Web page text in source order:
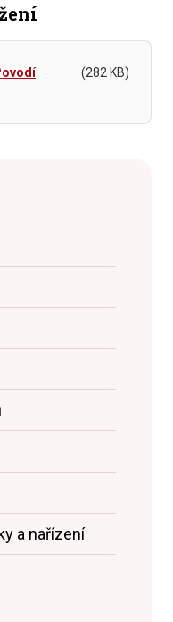
(282 KB)
a nařízení